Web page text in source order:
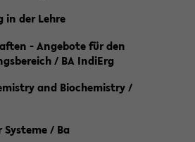
in der Lehre
- Angebote für den
/ BA IndiErg
and Biochemistry /
/ Ba